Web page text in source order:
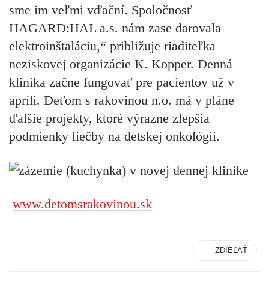
sme im veľmi vďační. Spoločnosť
HAGARD:HAL a.s. nám zase darovala
elektroinštaláciu,“ približuje riaditeľka
neziskovej organizácie K. Kopper. Denná
klinika začne fungovať pre pacientov už v
apríli. Deťom s rakovinou n.o. má v pláne
ďalšie projekty, ktoré výrazne zlepšia
podmienky liečby na detskej onkológii.
www.detomsrakovinou.sk
ZDIEĽAŤ